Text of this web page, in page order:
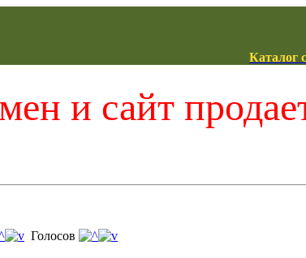
Каталог
и сайт
Голосов